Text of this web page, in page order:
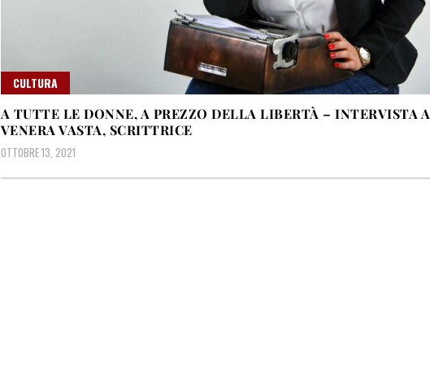
CULTURA
A TUTTE LE DONNE, A PREZZO DELLA LIBERTÀ – INTERVISTA A
VENERA VASTA, SCRITTRICE
OTTOBRE 13, 2021